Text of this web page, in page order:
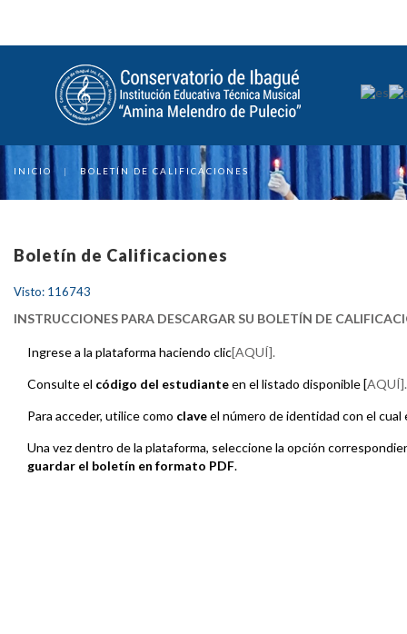
INICIO | BOLETÍN DE CALIFICACIONES
Boletín de Calificaciones
Visto: 116743
INSTRUCCIONES PARA DESCARGAR SU BOLETÍN DE
Ingrese a la plataforma haciendo clic[AQUÍ].
Consulte el código del estudianteen el listado disponible [AQUÍ].
Para acceder, utilice como claveel número de identidad con el cual
Una vez dentro de la plataforma, seleccione la opción
guardar el boletín en formato PDF.